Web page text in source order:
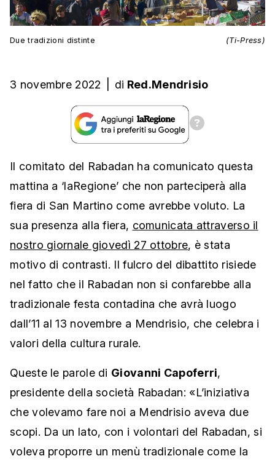
Due tradizioni distinte (Ti-Press)
3 novembre 2022 di Red.Mendrisio
Il comitato del Rabadan ha comunicato questa
mattina a ‘laRegione’ che non parteciperà alla
fiera di San Martino come avrebbe voluto. La
sua presenza alla fiera, comunicata attraverso il
nostro giornale giovedì 27 ottobre, è stata
motivo di contrasti. Il fulcro del dibattito risiede
nel fatto che il Rabadan non si confarebbe alla
tradizionale festa contadina che avrà luogo
dall’11 al 13 novembre a Mendrisio, che celebra i
valori della cultura rurale.
Queste le parole di Giovanni Capoferri,
presidente della società Rabadan: «L’iniziativa
che volevamo fare noi a Mendrisio aveva due
scopi. Da un lato, con i volontari del Rabadan, si
voleva proporre un menù tradizionale come la